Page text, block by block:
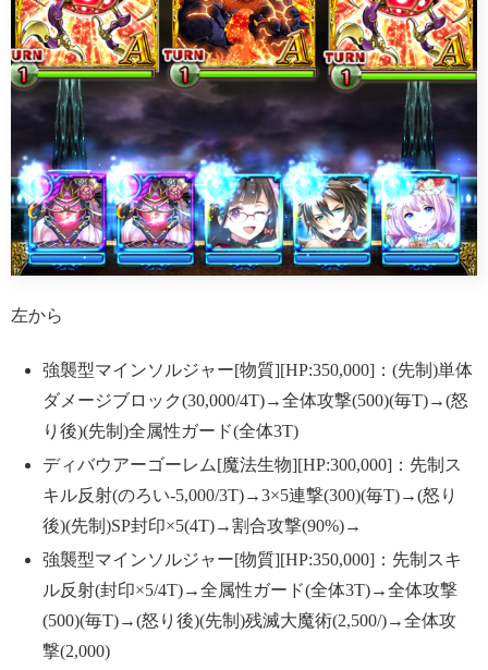
左から
強襲型マインソルジャー[物質][HP:350,000]：(先制)単体
ダメージブロック(30,000/4T)→全体攻撃(500)(毎T)→(怒
り後)(先制)全属性ガード(全体3T)
ディバウアーゴーレム[魔法生物][HP:300,000]：先制ス
キル反射(のろい-5,000/3T)→3×5連撃(300)(毎T)→(怒り
後)(先制)SP封印×5(4T)→割合攻撃(90%)→
強襲型マインソルジャー[物質][HP:350,000]：先制スキ
ル反射(封印×5/4T)→全属性ガード(全体3T)→全体攻撃
(500)(毎T)→(怒り後)(先制)残滅大魔術(2,500/)→全体攻
撃(2,000)